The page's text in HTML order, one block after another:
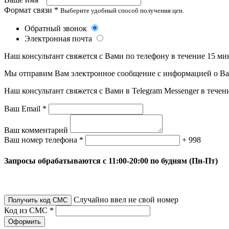
Формат связи * Выберите удобный способ получения цен.
Обратный звонок
Электронная почта
Наш консультант свяжется с Вами по телефону в течение 15
Мы отправим Вам электронное сообщение с информацией о
Наш консультант свяжется с Вами в Telegram Messenger в
Ваш Email *
Ваш комментарий
Ваш номер телефона *
+ 998
Запросы обрабатываются с 11:00-20:00 по будням (Пн-Пт)
Получить код СМС
Случайно ввел не свой номер
Код из СМС *
Оформить